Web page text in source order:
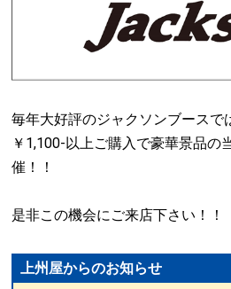
毎年大好評のジャクソンブースで
￥1,100-以上ご購入で豪華景品の
催！！
是非この機会にご来店下さい！！
上州屋からのお知らせ